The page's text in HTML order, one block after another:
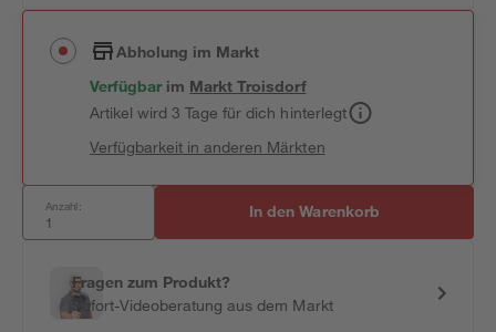
Abholung im Markt
Verfügbar im MarktTroisdorf
Artikel wird 3 Tage für dich hinterlegt
Verfügbarkeit in anderen Märkten
Anzahl: In den Warenkorb
Fragen zum Produkt?
Sofort-Videoberatung aus dem Markt